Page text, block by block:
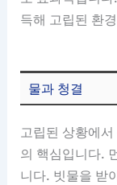
득해 고립된 환
물과 청결
고립된 상황에
의 핵심입니다.
니다. 빗물을 받